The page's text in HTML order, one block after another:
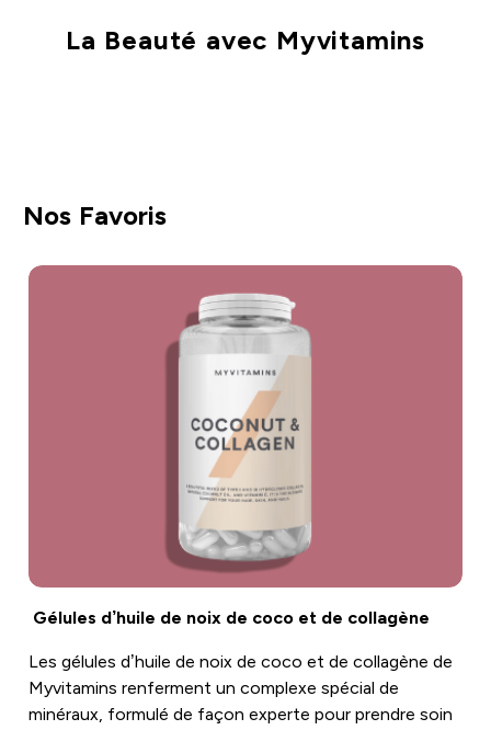
La Beauté avec Myvitamins
Nos Favoris
Gélules d’huile de noix de coco et de collagène
Les gélules d’huile de noix de coco et de collagène de
Myvitamins renferment un complexe spécial de
minéraux, formulé de façon experte pour prendre soin